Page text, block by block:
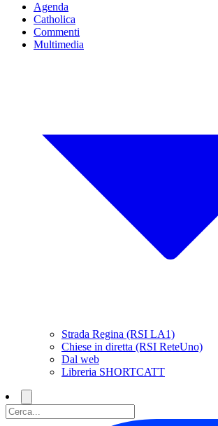
Agenda
Catholica
Commenti
Multimedia
Strada Regina (RSI LA1)
Chiese in diretta (RSI ReteUno)
Dal web
Libreria SHORTCATT